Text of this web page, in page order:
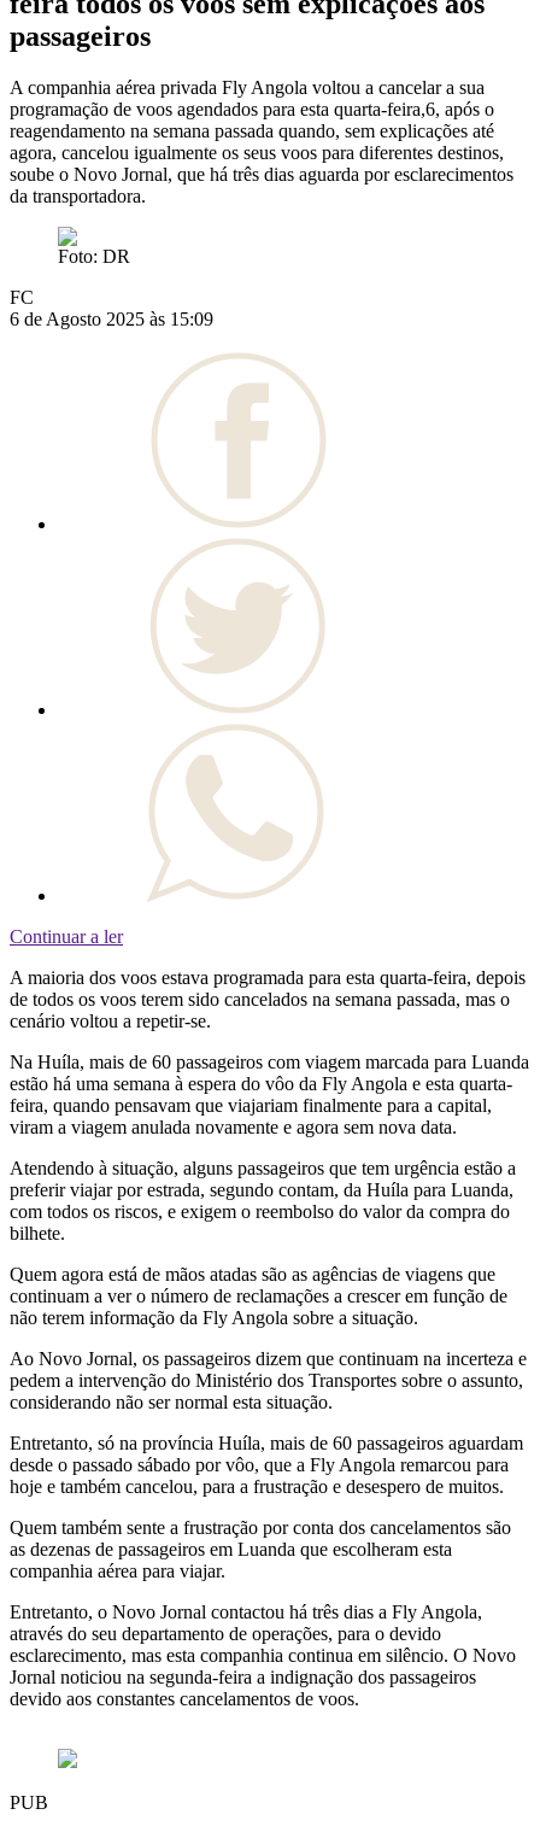
passageiros
A companhia aérea privada Fly Angola voltou a cancelar a sua
programação de voos agendados para esta quarta-feira,6, após o
reagendamento na semana passada quando, sem explicações até
agora, cancelou igualmente os seus voos para diferentes destinos,
soube o Novo Jornal, que há três dias aguarda por esclarecimentos
da transportadora.
Foto: DR
FC
6 de Agosto 2025 às 15:09
Continuar a ler
A maioria dos voos estava programada para esta quarta-feira, depois
de todos os voos terem sido cancelados na semana passada, mas o
cenário voltou a repetir-se.
Na Huíla, mais de 60 passageiros com viagem marcada para Luanda
estão há uma semana à espera do vôo da Fly Angola e esta quarta-
feira, quando pensavam que viajariam finalmente para a capital,
viram a viagem anulada novamente e agora sem nova data.
Atendendo à situação, alguns passageiros que tem urgência estão a
preferir viajar por estrada, segundo contam, da Huíla para Luanda,
com todos os riscos, e exigem o reembolso do valor da compra do
bilhete.
Quem agora está de mãos atadas são as agências de viagens que
continuam a ver o número de reclamações a crescer em função de
não terem informação da Fly Angola sobre a situação.
Ao Novo Jornal, os passageiros dizem que continuam na incerteza e
pedem a intervenção do Ministério dos Transportes sobre o assunto,
considerando não ser normal esta situação.
Entretanto, só na província Huíla, mais de 60 passageiros aguardam
desde o passado sábado por vôo, que a Fly Angola remarcou para
hoje e também cancelou, para a frustração e desespero de muitos.
Quem também sente a frustração por conta dos cancelamentos são
as dezenas de passageiros em Luanda que escolheram esta
companhia aérea para viajar.
Entretanto, o Novo Jornal contactou há três dias a Fly Angola,
através do seu departamento de operações, para o devido
esclarecimento, mas esta companhia continua em silêncio. O Novo
Jornal noticiou na segunda-feira a indignação dos passageiros
devido aos constantes cancelamentos de voos.
PUB